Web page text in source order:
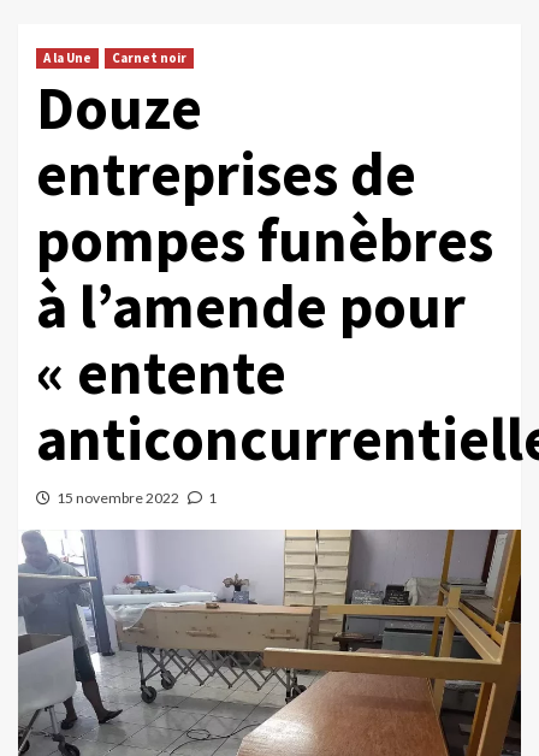
A la Une Carnet noir
Douze
entreprises de
pompes funèbres
à l’amende pour
« entente
15 novembre 2022 1